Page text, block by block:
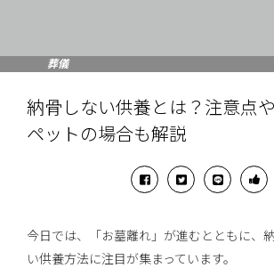
葬儀
納骨しない供養とは？注意点
ペットの場合も解説
今日では、「お墓離れ」が進むとともに、
い供養方法に注目が集まっています。